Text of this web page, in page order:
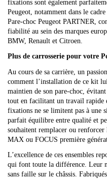
fixations sont également
Peugeot, notamment dans le
Pare-choc Peugeot PARTNER,
fiabilité au sein des marques
BMW, Renault et Citroen.
Plus de carrosserie pour votre
Au cours de sa carrière, un
comment l’installation de ce kit
maintien de son pare-choc,
tout en facilitant un travail rapide
fixations ne se limitent pas à une
parfait équilibre entre qualité et
souhaitent remplacer ou
MAX ou FOCUS première
L’excellence de ces ensembles
qui font toute la différence. Leur
sans faille sur le châssis.